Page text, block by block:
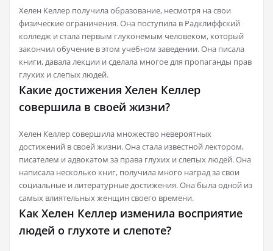
Хелен Келлер получила образование, несмотря на свои
физические ограничения. Она поступила в Радклиффский
колледж и стала первым глухонемым человеком, который
закончил обучение в этом учебном заведении. Она писала
книги, давала лекции и сделала многое для пропаганды прав
глухих и слепых людей.
Какие достижения Хелен Келлер
совершила в своей жизни?
Хелен Келлер совершила множество невероятных
достижений в своей жизни. Она стала известной лектором,
писателем и адвокатом за права глухих и слепых людей. Она
написала несколько книг, получила много наград за свои
социальные и литературные достижения. Она была одной из
самых влиятельных женщин своего времени.
Как Хелен Келлер изменила восприятие
людей о глухоте и слепоте?